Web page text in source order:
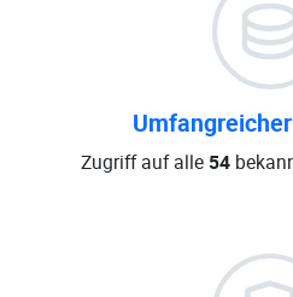
Zugriff auf alle 54